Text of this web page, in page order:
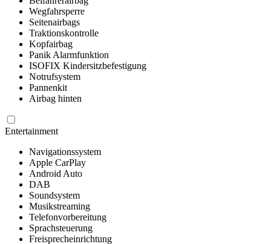
Wegfahrsperre
Seitenairbags
Traktionskontrolle
Kopfairbag
Panik Alarmfunktion
ISOFIX Kindersitzbefestigung
Notrufsystem
Pannenkit
Airbag hinten
Entertainment
Navigationssystem
Apple CarPlay
Android Auto
DAB
Soundsystem
Musikstreaming
Telefonvorbereitung
Sprachsteuerung
Freisprecheinrichtung